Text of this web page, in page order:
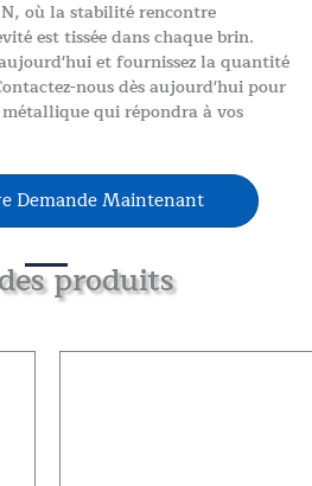
où la stabilité rencontre
est tissée dans chaque brin.
et fournissez la quantité
nous dès aujourd'hui pour
qui répondra à vos
Demande Maintenant
produits